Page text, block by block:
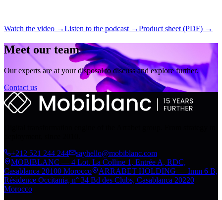
Watch the video →Listen to the podcast →Product sheet (PDF) →
Meet our team
Our experts are at your disposal to discuss and explore further.
Contact us
+212 521 244 244
sayhello@mobiblanc.com
MOBIBLANC — 4 Lot. La Colline 1, Entrée A, RDC,
Casablanca 20100 Morocco
ARRABET HOLDING — Imm 6 B,
Résidence Occitania, n° 34 Bd des Clubs, Casablanca 20220
Morocco